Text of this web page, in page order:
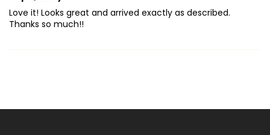
Love it! Looks great and arrived exactly as described.
Thanks so much!!